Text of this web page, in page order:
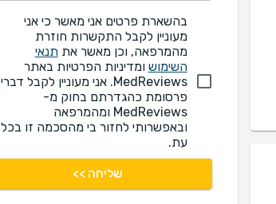
בהשארת פרטים אני מאשר כי אני
מעוניין לקבל התקשרות חוזרת
מהמרפאה, וכן מאשר אתתנאי
השימוש ומדיניות הפרטיות באתר
MedReviews. אני מעוניין לקבל דברי
פרסומת כהגדרתם בחוק מ-
MedReviews ומהמרפאה
ובאפשרותי לחזור בי מהסכמה זו בכל
עת.
שליחה >>